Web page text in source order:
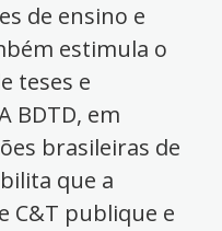
de ensino e
estimula o
teses e
BDTD, em
brasileiras de
que a
C&T publique e